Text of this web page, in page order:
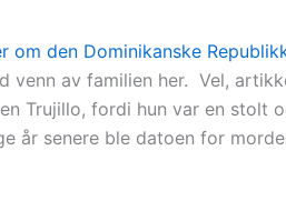
den Dominikanske
venn av familien her. Vel,
Trujillo, fordi hun var en
år senere ble datoen for